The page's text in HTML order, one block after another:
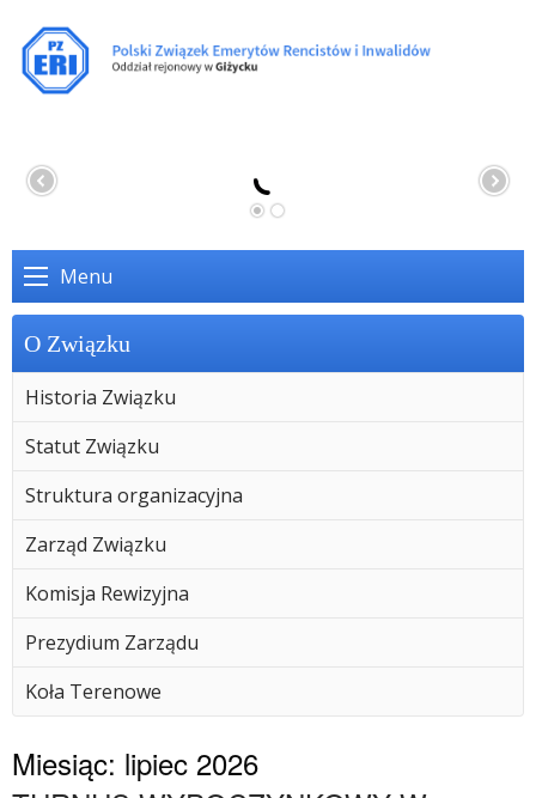
Menu
O Związku
Historia Związku
Statut Związku
Struktura organizacyjna
Zarząd Związku
Komisja Rewizyjna
Prezydium Zarządu
Koła Terenowe
Miesiąc: lipiec 2026